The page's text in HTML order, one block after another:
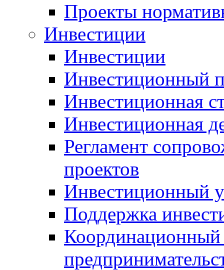
Проекты
Инвестиции
Инвестиции
Инвестиционный
Инвестиционная
Инвестиционная
Регламент
проектов
Инвестиционный
Поддержка
Координационный